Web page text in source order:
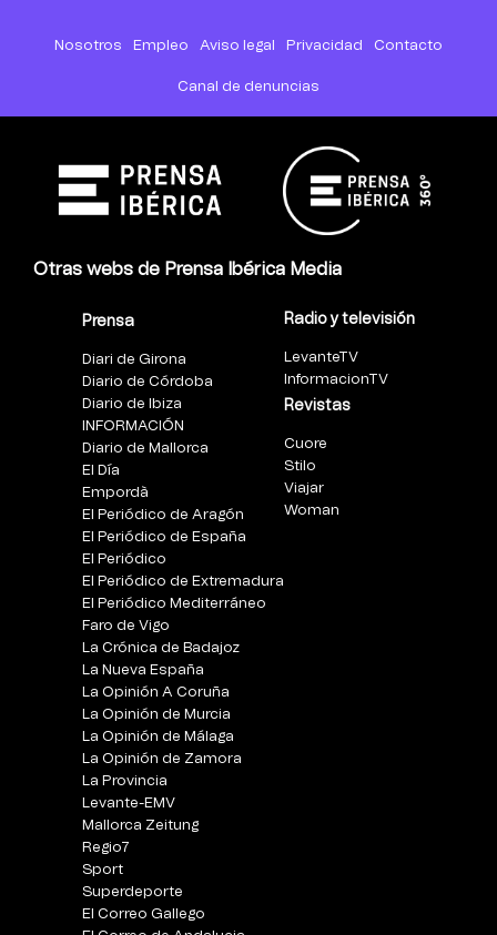
Nosotros Empleo Aviso legal Privacidad Contacto
Canal de denuncias
Otras webs de Prensa Ibérica Media
Prensa
Diari de Girona
Diario de Córdoba
Diario de Ibiza
INFORMACIÓN
Diario de Mallorca
El Día
Empordà
El Periódico de Aragón
El Periódico de España
El Periódico
El Periódico de Extremadura
El Periódico Mediterráneo
Faro de Vigo
La Crónica de Badajoz
La Nueva España
La Opinión A Coruña
La Opinión de Murcia
La Opinión de Málaga
La Opinión de Zamora
La Provincia
Levante-EMV
Mallorca Zeitung
Regio7
Sport
Superdeporte
El Correo Gallego
Radio y televisión
LevanteTV
InformacionTV
Revistas
Cuore
Stilo
Viajar
Woman